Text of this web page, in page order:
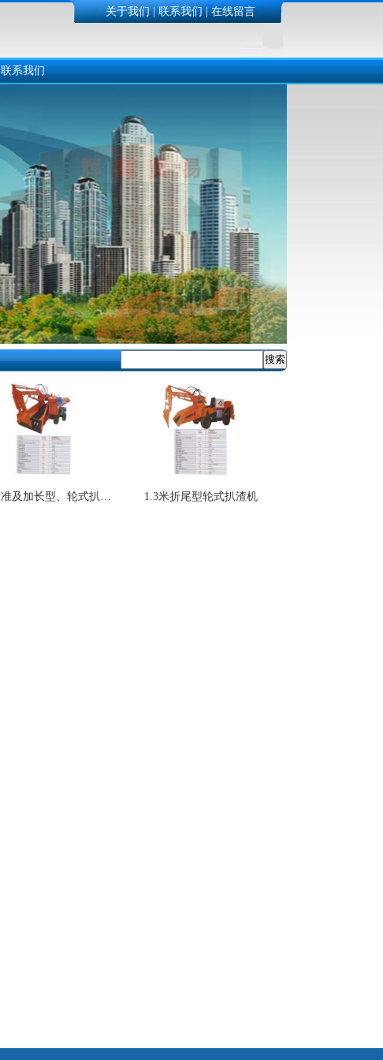
关于我们|联系我们|在线留言
联系我们
1.3米标准及加长型、轮式扒渣机 1.3米折尾型轮式扒渣机